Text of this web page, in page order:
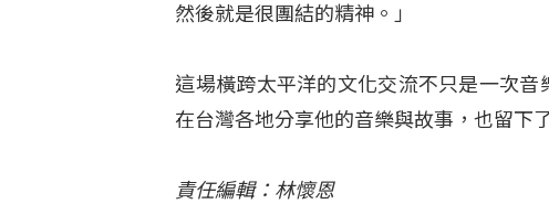
然後就是很團結的精神。」
這場橫跨太平洋的文化交流不只是一次
在台灣各地分享他的音樂與故事，也留下
責任編輯：林懷恩